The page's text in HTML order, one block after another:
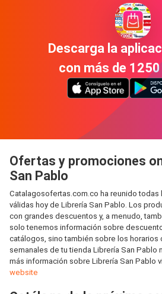
Descarga la
con más de
Ofertas y promociones
San Pablo
Catalagosofertas.com.co ha reunido
válidas hoy de Librería San Pablo. Los
con grandes descuentos y, a menudo,
solo tenemos información sobre
catálogos, sino también sobre los horarios
semanales de tu tienda Librería San Pablo
más información sobre Librería San Pablo
website